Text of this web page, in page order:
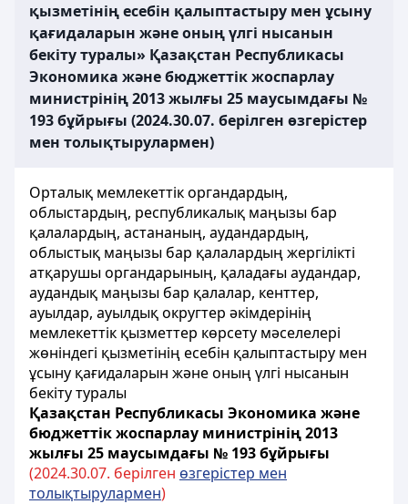
қызметінің есебін қалыптастыру мен ұсыну
қағидаларын және оның үлгі нысанын
бекіту туралы» Қазақстан Республикасы
Экономика және бюджеттік жоспарлау
министрінің 2013 жылғы 25 маусымдағы №
193 бұйрығы (2024.30.07. берілген өзгерістер
мен толықтырулармен)
Орталық мемлекеттік органдардың,
облыстардың, республикалық маңызы бар
қалалардың, астананың, аудандардың,
облыстық маңызы бар қалалардың жергілікті
атқарушы органдарының, қаладағы аудандар,
аудандық маңызы бар қалалар, кенттер,
ауылдар, ауылдық округтер әкімдерінің
мемлекеттік қызметтер көрсету мәселелері
жөніндегі қызметінің есебін қалыптастыру мен
ұсыну қағидаларын және оның үлгі нысанын
бекіту туралы
Қазақстан Республикасы Экономика және
бюджеттік жоспарлау министрінің 2013
жылғы 25 маусымдағы № 193 бұйрығы
(2024.30.07. берілген өзгерістер мен
толықтырулармен)